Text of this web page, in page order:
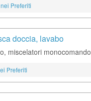
Preferiti
doccia, lavabo
miscelatori
Preferiti